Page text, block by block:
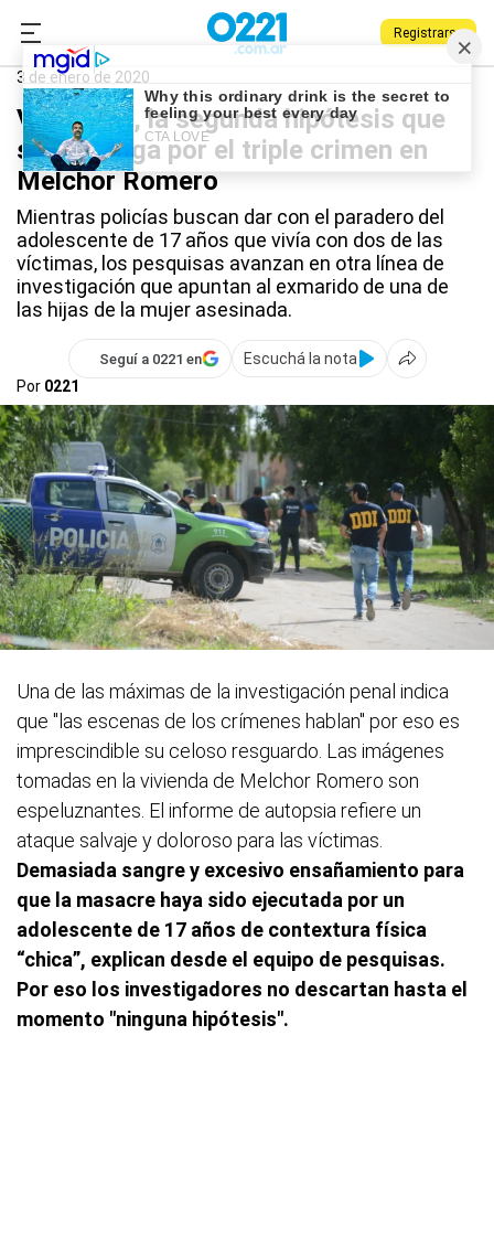
Registrarse
0221.com.ar
Triple crimen en Romero
3 de enero de 2020
Venganza, la segunda hipótesis que
se investiga por el triple crimen en
Melchor Romero
Mientras policías buscan dar con el paradero del
adolescente de 17 años que vivía con dos de las
víctimas, los pesquisas avanzan en otra línea de
investigación que apuntan al exmarido de una de
las hijas de la mujer asesinada.
Seguí a 0221 en
Escuchá la nota
Por 0221
Una de las máximas de la investigación penal indica
que "las escenas de los crímenes hablan" por eso es
imprescindible su celoso resguardo. Las imágenes
tomadas en la vivienda de Melchor Romero son
espeluznantes. El informe de autopsia refiere un
ataque salvaje y doloroso para las víctimas.
Demasiada sangre y excesivo ensañamiento para
que la masacre haya sido ejecutada por un
adolescente de 17 años de contextura física
“chica”, explican desde el equipo de pesquisas.
Por eso los investigadores no descartan hasta el
momento "ninguna hipótesis".